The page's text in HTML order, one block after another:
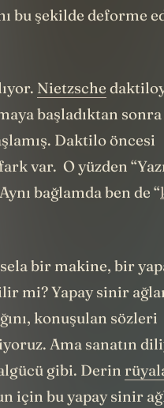
bu şekilde deforme
Nietzsche
başladıktan sonra
Daktilo öncesi
var. O yüzden
bağlamda ben de “
bir makine, bir
mi? Yapay sinir
konuşulan sözleri
Ama sanatın
gibi. Derin
için bu yapay sinir